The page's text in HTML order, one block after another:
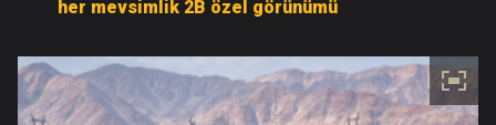
her mevsimlik 2B özel görünümü